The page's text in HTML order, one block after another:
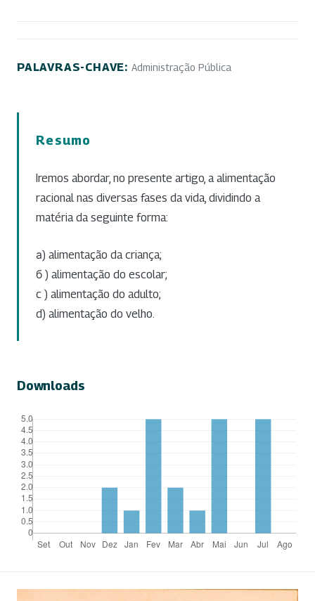
PALAVRAS-CHAVE: Administração Pública
Resumo
Iremos abordar, no presente artigo, a alimentação
racional nas diversas fases da vida, dividindo a
matéria da seguinte forma:
а) alimentação da criança;
б ) alimentação do escolar;
c ) alimentação do adulto;
d) alimentação do velho.
Downloads